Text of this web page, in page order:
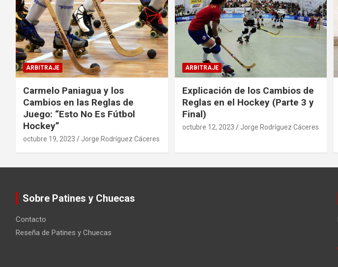
ARBITRAJE
Carmelo Paniagua y los
Cambios en las Reglas de
Juego: “Esto No Es Fútbol
Hockey”
octubre 19, 2023 Jorge Rodríguez Cáceres
ARBITRAJE
Explicación de los Cambios de
Reglas en el Hockey (Parte 3 y
Final)
octubre 12, 2023 Jorge Rodríguez Cáceres
Sobre Patines y Chuecas
Contacto
Reseña de Patines y Chuecas